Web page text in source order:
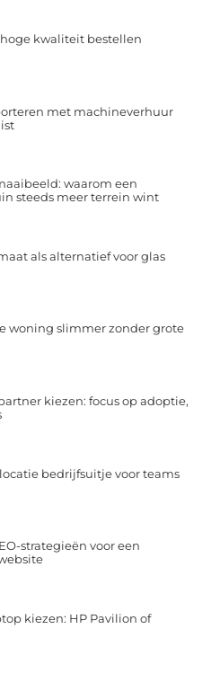
kwaliteit bestellen
met machineverhuur
waarom een
steeds meer terrein wint
als alternatief voor glas
woning slimmer zonder grote
kiezen: focus op adoptie,
bedrijfsuitje voor teams
strategieën voor een
kiezen: HP Pavilion of